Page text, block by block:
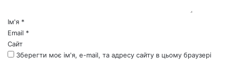
*Ім'я *
Email *
Сайт
Зберегти моє ім'я, e-mail, та адресу сайту в цьому браузері